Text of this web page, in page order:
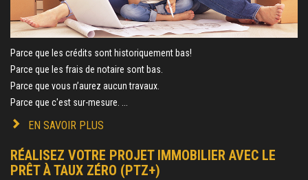
Parce que les crédits sont historiquement bas!
Parce que les frais de notaire sont bas.
Parce que vous n’aurez aucun travaux.
Parce que c'est sur-mesure. ...
EN SAVOIR PLUS
RÉALISEZ VOTRE PROJET IMMOBILIER AVEC LE
PRÊT À TAUX ZÉRO (PTZ+)